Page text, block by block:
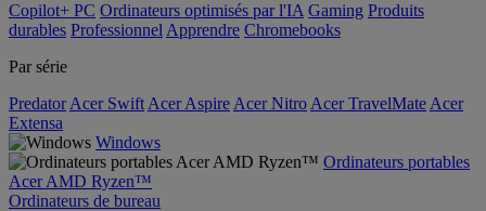
Copilot+ PC Ordinateurs optimisés par l'IA Gaming Produits
durables Professionnel Apprendre Chromebooks
Par série
Predator Acer Swift Acer Aspire Acer Nitro Acer TravelMate Acer
Extensa
Windows
Ordinateurs portables
Acer AMD Ryzen™
Ordinateurs de bureau